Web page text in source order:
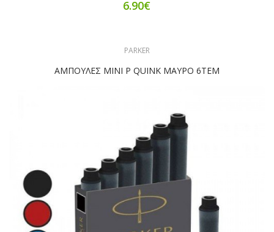
6.90€
PARKER
ΑΜΠΟΥΛΕΣ ΜΙΝΙ P QUINK ΜΑΥΡΟ 6ΤΕΜ